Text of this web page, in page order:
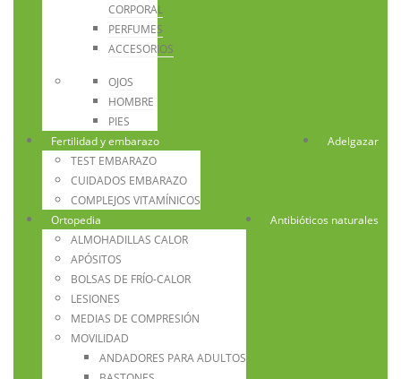
CORPORAL
PERFUMES
ACCESORIOS
OJOS
HOMBRE
PIES
Fertilidad y embarazo
TEST EMBARAZO
CUIDADOS EMBARAZO
COMPLEJOS VITAMÍNICOS
Adelgazar
Ortopedia
ALMOHADILLAS CALOR
APÓSITOS
BOLSAS DE FRÍO-CALOR
LESIONES
MEDIAS DE COMPRESIÓN
MOVILIDAD
ANDADORES PARA ADULTOS
Antibióticos naturales